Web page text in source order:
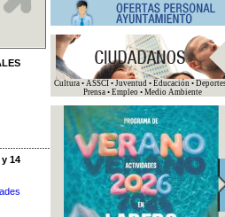
14
Cultura • ASSCI • Juventud • Educación •
Prensa • Empleo • Medio Ambiente